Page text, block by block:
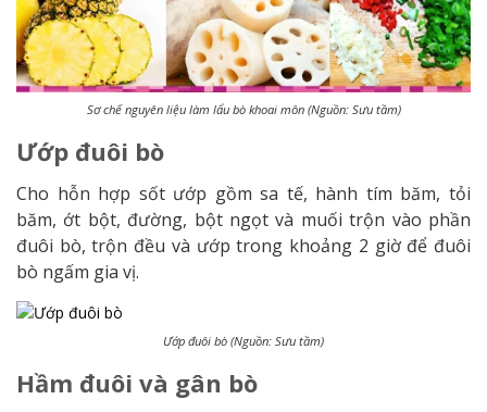
Sơ chế nguyên liệu làm lẩu bò khoai môn (Nguồn: Sưu tầm)
Ướp đuôi bò
Cho hỗn hợp sốt ướp gồm sa tế, hành tím băm, tỏi
băm, ớt bột, đường, bột ngọt và muối trộn vào phần
đuôi bò, trộn đều và ướp trong khoảng 2 giờ để đuôi
bò ngấm gia vị.
Ướp đuôi bò (Nguồn: Sưu tầm)
Hầm đuôi và gân bò